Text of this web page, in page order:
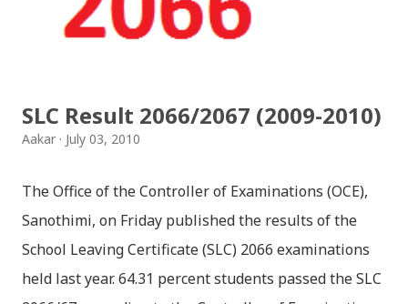
मन पर्ने थिम छान्न सकिन्छ । डार्क तथा लाइट गरेर हाललाई दुई
SLC Result 2066/2067 (2009-2010)
Aakar July 03, 2010
The Office of the Controller of Examinations (OCE),
Sanothimi, on Friday published the results of the
School Leaving Certificate (SLC) 2066 examinations
held last year. 64.31 percent students passed the SLC